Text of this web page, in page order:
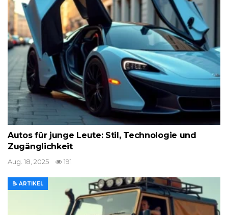
Autos für junge Leute: Stil, Technologie und
Zugänglichkeit
Aug. 18, 2025 191
📝 ARTIKEL